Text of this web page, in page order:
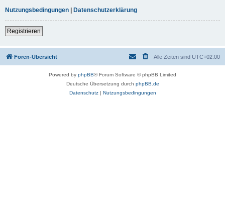
Nutzungsbedingungen | Datenschutzerklärung
Registrieren
Foren-Übersicht Alle Zeiten sind UTC+02:00
Powered by phpBB® Forum Software © phpBB Limited
Deutsche Übersetzung durch phpBB.de
Datenschutz| Nutzungsbedingungen